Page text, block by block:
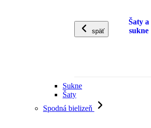
späť
Šaty a
sukne
Sukne
Šaty
Spodná bielizeň